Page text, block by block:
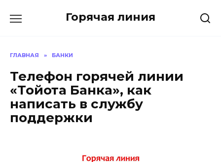
Горячая линия
ГЛАВНАЯ » БАНКИ
Телефон горячей линии
«Тойота Банка», как
написать в службу
поддержки